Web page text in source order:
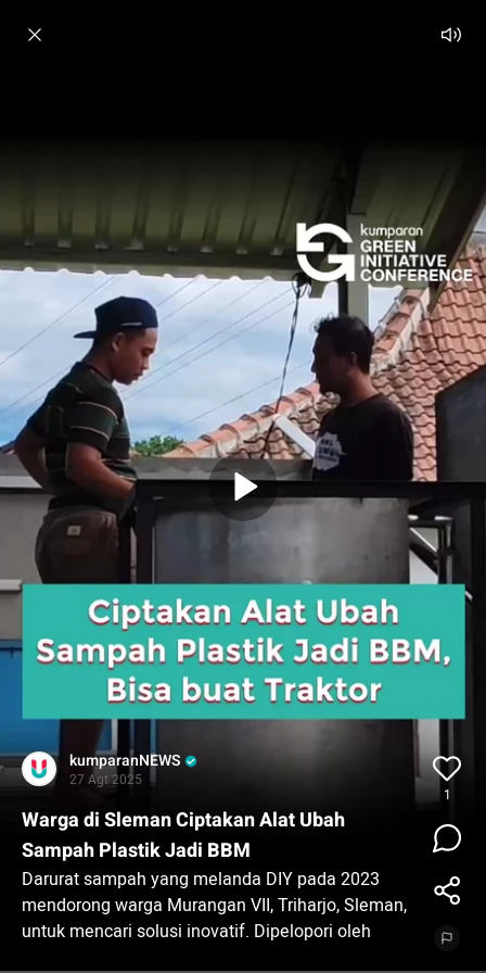
kumparanNEWS
27 Agt 2025
Warga di Sleman Ciptakan Alat Ubah
Sampah Plastik Jadi BBM
Darurat sampah yang melanda DIY pada 2023
mendorong warga Murangan VII, Triharjo, Sleman,
untuk mencari solusi inovatif. Dipelopori oleh
1